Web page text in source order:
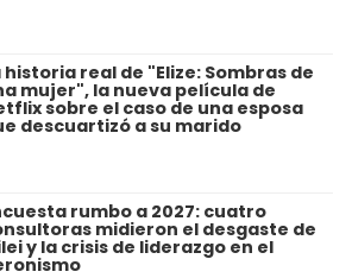
historia real de "Elize: Sombras de
mujer", la nueva película de
sobre el caso de una esposa
descuartizó a su marido
rumbo a 2027: cuatro
midieron el desgaste de
y la crisis de liderazgo en el